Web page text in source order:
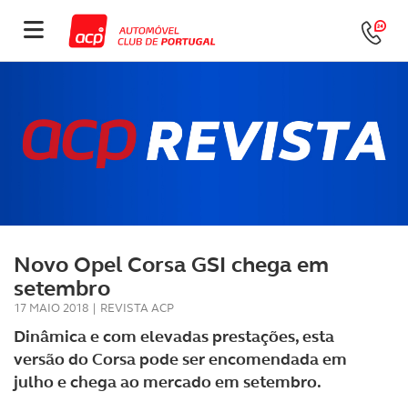
Novo Opel Corsa GSI chega em
setembro
17 MAIO 2018 | REVISTA ACP
Dinâmica e com elevadas prestações, esta
versão do Corsa pode ser encomendada em
julho e chega ao mercado em setembro.